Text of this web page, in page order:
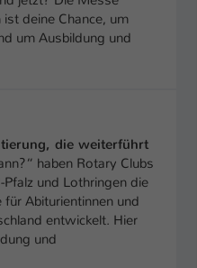
deine Chance, um
um Ausbildung und
die weiterführt
haben Rotary Clubs
und Lothringen die
Abiturientinnen und
entwickelt. Hier
und
anderem eine zufällig
die historische
vorgenommen
der Webseiten-
ein Standard-Session-